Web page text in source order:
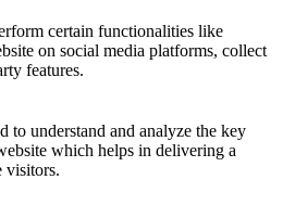
certain functionalities like
on social media platforms, collect
features.
to understand and analyze the key
which helps in delivering a
visitors.